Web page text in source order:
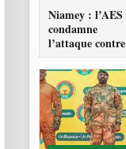
Niamey : l’AES
condamne
l’attaque contre
l’aéroport Diori
Hamani